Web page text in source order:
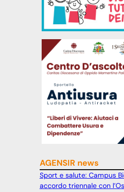
AGENSIR news
Sport e salute: Campus
accordo triennale con